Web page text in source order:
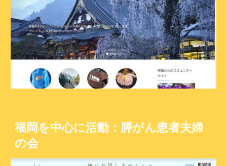
福岡を中心に活動：膵がん患者夫婦
の会